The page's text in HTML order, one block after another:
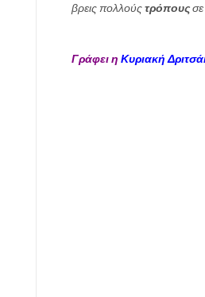
βρεις πολλούςτρόπους
Γράφει η Κυριακή